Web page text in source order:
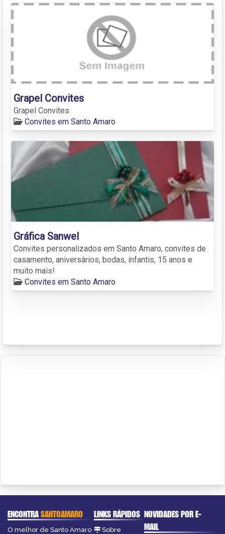
Grapel Convites
Grapel Convites
Convites em Santo Amaro
Gráfica Sanwel
Convites personalizados em Santo Amaro, convites de
casamento, aniversários, bodas, infantis, 15 anos e
muito mais!
Convites em Santo Amaro
ENCONTRASANTOAMARO
O melhor de Santo Amaro
LINKS RÁPIDOS
Sobre
NOVIDADES POR E-
MAIL